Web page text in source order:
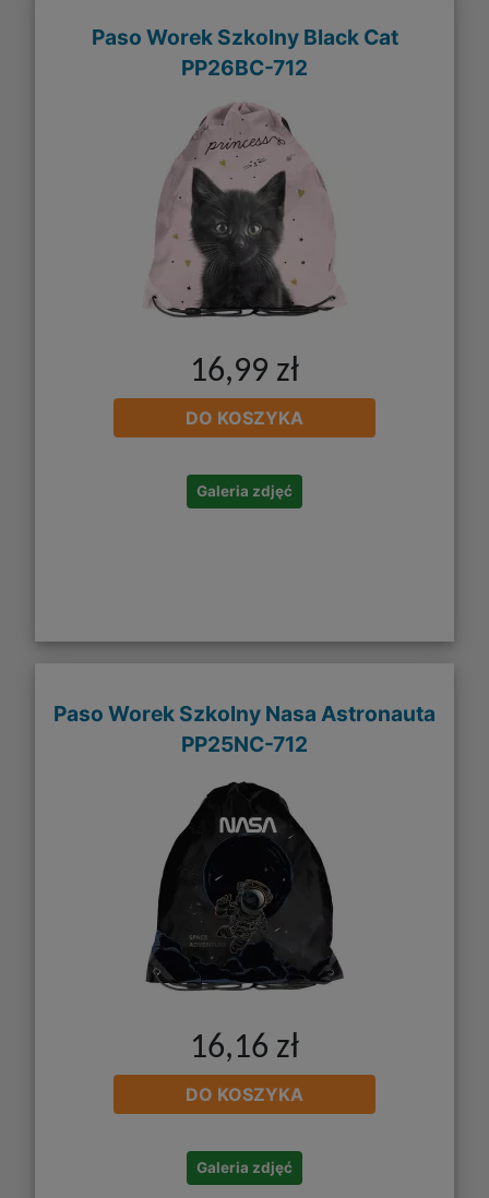
Paso Worek Szkolny Black Cat
PP26BC-712
16,99 zł
DO KOSZYKA
Galeria zdjęć
Paso Worek Szkolny Nasa Astronauta
PP25NC-712
16,16 zł
DO KOSZYKA
Galeria zdjęć